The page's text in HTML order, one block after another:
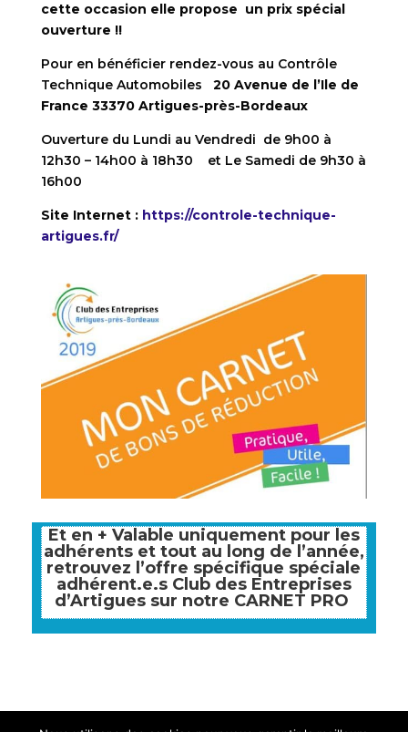
cette occasion elle propose un prix spécial
ouverture !!
Pour en bénéficier rendez-vous au Contrôle
Technique Automobiles 20 Avenue de l’Ile de
France 33370 Artigues-près-Bordeaux
Ouverture du Lundi au Vendredi de 9h00 à
12h30 – 14h00 à 18h30 et Le Samedi de 9h30 à
16h00
Site Internet : https://controle-technique-
artigues.fr/
Et en + Valable uniquement pour les
adhérents et tout au long de l’année,
retrouvez l’offre spécifique spéciale
adhérent.e.s Club des Entreprises
d’Artigues sur notre CARNET PRO